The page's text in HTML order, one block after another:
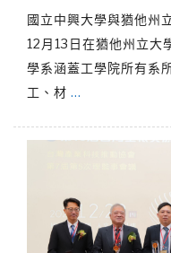
國立中興大學與猶他
12月13日在猶他州立大
學系涵蓋工學院所有系
工、材 …